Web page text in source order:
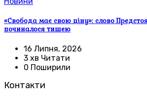
«Свобода має свою ціну»: слово
починалося тишею
16 Липня, 2026
3 хв Читати
0 Поширили
Контакти